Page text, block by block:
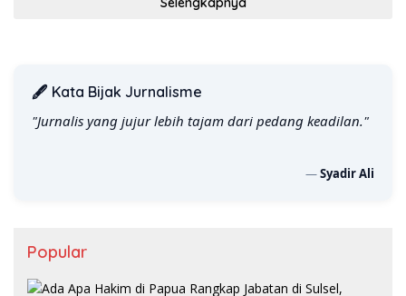
🖋️ Kata Bijak Jurnalisme
"Jurnalis yang jujur lebih tajam dari pedang keadilan."
—Syadir Ali
Popular